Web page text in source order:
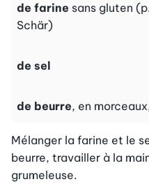
de farine sans gluten
Schär)
de sel
de beurre, en
Mélanger la farine et le
beurre, travailler à la
grumeleuse.